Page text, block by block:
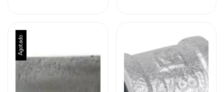
Agotado